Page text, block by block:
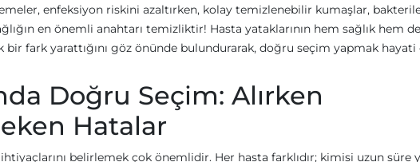
enfeksiyon riskini azaltırken, kolay temizlenebilir kumaşlar,
en önemli anahtarı temizliktir! Hasta yataklarının hem sağlık hem de
bir fark yarattığını göz önünde bulundurarak, doğru seçim yapmak
Doğru Seçim: Alırken
Hatalar
belirlemek çok önemlidir. Her hasta farklıdır; kimisi uzun süre